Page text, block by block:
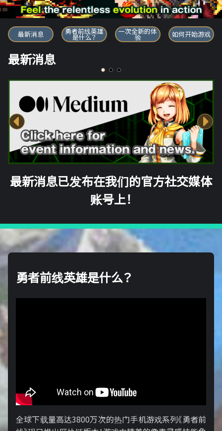
勇者前线英雄
最新消息 勇者前线英雄
是什么？
一次全新的体
验 如何开始游戏
最新消息
最新消息已发布在我们的官方社交媒体
账号上！
勇者前线英雄是什么？
全球下载量高达3800万次的热门手机游戏系列《勇者前